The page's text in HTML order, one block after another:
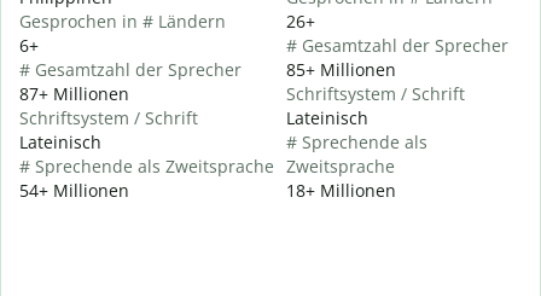
Gesprochen in # Ländern
6+
# Gesamtzahl der Sprecher
87+ Millionen
Schriftsystem / Schrift
Lateinisch
# Sprechende als Zweitsprache
54+ Millionen
26+
# Gesamtzahl der Sprecher
85+ Millionen
Schriftsystem / Schrift
Lateinisch
# Sprechende als
Zweitsprache
18+ Millionen